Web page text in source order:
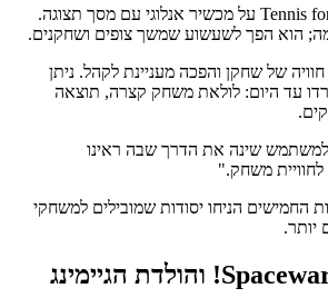
בשנת 1958 פותח Tennis for Two על מכשיר אנלוגי עם מסך תצוגה.
הוא הפך לשעשוע שמשך צופים ושחקנים.
של שחקן והפכה מעניינת לקהל. ניתן
עד היום: לולאת משחק קצרה, תוצאה
שינה את הדרך שבה ראינו
משחק."
החמישים הניחו יסודות שמובילים למשחקי
יותר.
שנות השישים: Spacewar! והולדת הגיימינג